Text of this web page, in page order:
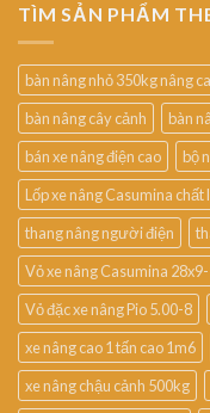
TÌM SẢN PHẨM
bàn nâng nhỏ 350kg nâng
bàn nâng cây cảnh
bàn
bán xe nâng điện cao
bộ
Lốp xe nâng Casumina
thang nâng người điện
Vỏ xe nâng Casumina
Vỏ đặc xe nâng Pio 5.00-8
xe nâng cao 1 tấn cao 1m6
xe nâng chậu cảnh 500kg